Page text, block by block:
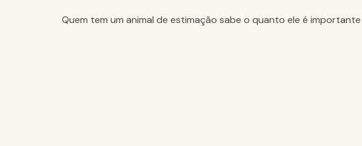
Quem tem um animal de estimação sabe o quanto ele é